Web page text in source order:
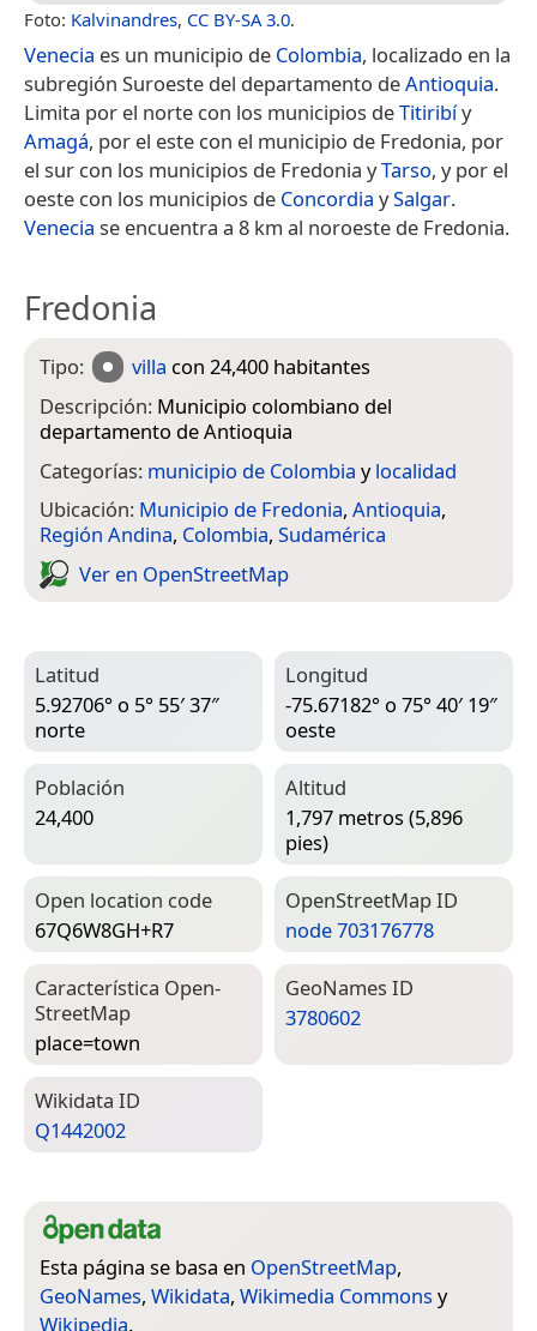
Foto: Kalvinandres, CC BY-SA 3.0.
Venecia es un municipio de Colombia, localizado en la
subregión Suroeste del departamento deAntioquia.
Limita por el norte con los municipios deTitiribíy
Amagá, por el este con el municipio de Fredonia, por
el sur con los municipios de Fredonia yTarso, y por el
oeste con los municipios de Concordia ySalgar.
Venecia se encuentra a 8 km al noroeste de Fredonia.
Fredonia
Tipo: villa con 24,400 habitantes
Descripción: Municipio colombiano del
departamento de Antioquia
Categorías: municipio de Colombia ylocalidad
Ubicación: Municipio de Fredonia, Antioquia,
Región Andina, Colombia, Sudamérica
Ver en Open­Street­Map
Latitud
5.92706° o 5° 55′ 37″
norte
Longitud
-75.67182° o 75° 40′ 19″
oeste
Población
24,400
Altitud
1,797 metros (5,896
pies)
Open location code
67Q6W8GH+R7
Open­Street­Map ID
node 703176778
Característica Open­
Street­Map
place=­town
Geo­Names ID
3780602
Wiki­data ID
Q1442002
Esta página se basa en OpenStreetMap,
GeoNames, Wikidata, Wikimedia Commons y
Wikipedia.